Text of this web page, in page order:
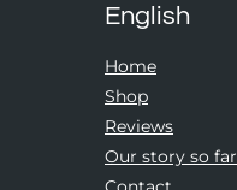
English
Home
Shop
Reviews
Our story so far